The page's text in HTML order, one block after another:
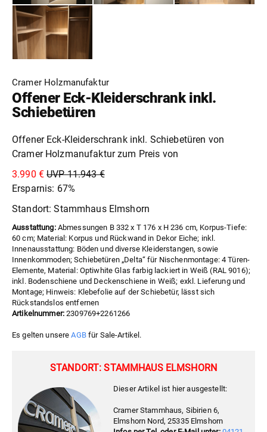
Cramer Holzmanufaktur
Offener Eck-Kleiderschrank inkl.
Schiebetüren
Offener Eck-Kleiderschrank inkl. Schiebetüren von
Cramer Holzmanufaktur zum Preis von
3.990 € UVP 11.943 €
Ersparnis: 67%
Standort: Stammhaus Elmshorn
Ausstattung:Abmessungen B 332 x T 176 x H 236 cm, Korpus-Tiefe:
60 cm; Material: Korpus und Rückwand in Dekor Eiche; inkl.
Innenausstattung: Böden und diverse Kleiderstangen, sowie
Innenkommoden; Schiebetüren „Delta“ für Nischenmontage: 4 Türen-
Elemente, Material: Optiwhite Glas farbig lackiert in Weiß (RAL 9016);
inkl. Bodenschiene und Deckenschiene in Weiß; exkl. Lieferung und
Montage; Hinweis: Klebefolie auf der Schiebetür, lässt sich
Rückstandslos entfernen
Artikelnummer: 2309769+2261266
Es gelten unsereAGBfür Sale-Artikel.
STANDORT: STAMMHAUS ELMSHORN
Dieser Artikel ist hier ausgestellt:
Cramer Stammhaus, Sibirien 6,
Elmshorn Nord, 25335 Elmshorn